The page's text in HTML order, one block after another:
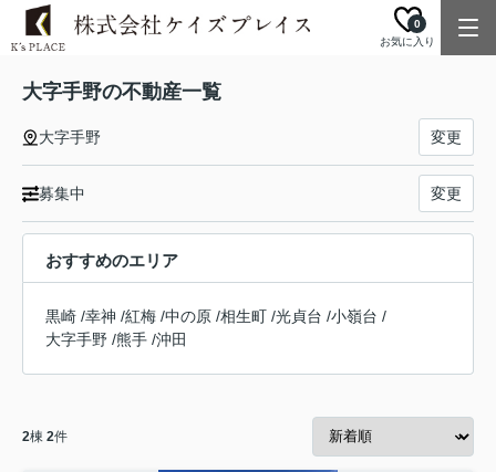
お気に入り
0
大字手野の不動産一覧
大字手野 変更
募集中 変更
おすすめのエリア
黒崎 /幸神 /紅梅 /中の原 /相生町 /光貞台 /小嶺台 /
大字手野 /熊手 /沖田
2棟 2件